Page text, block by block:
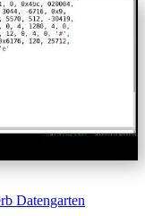
Datengarten